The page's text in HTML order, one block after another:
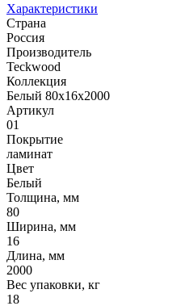
Характеристики
Страна
Россия
Производитель
Teckwood
Коллекция
Белый 80х16х2000
Артикул
01
Покрытие
ламинат
Цвет
Белый
Толщина, мм
80
Ширина, мм
16
Длина, мм
2000
Вес упаковки, кг
18